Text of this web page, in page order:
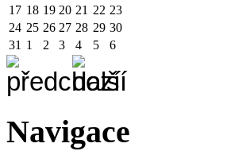
17 18 19 20 21 22 23
24 25 26 27 28 29 30
31 1 2 3 4 5 6
Navigace